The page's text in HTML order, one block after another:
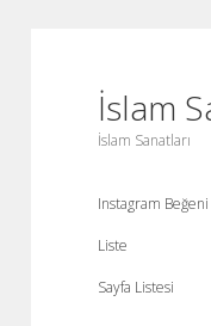
İslam
İslam Sanatları
Instagram
Liste
Sayfa Listesi